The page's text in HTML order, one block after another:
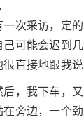
一次采访，定
己可能会迟到
很直接地跟我
后，我下车，
在旁边，一个